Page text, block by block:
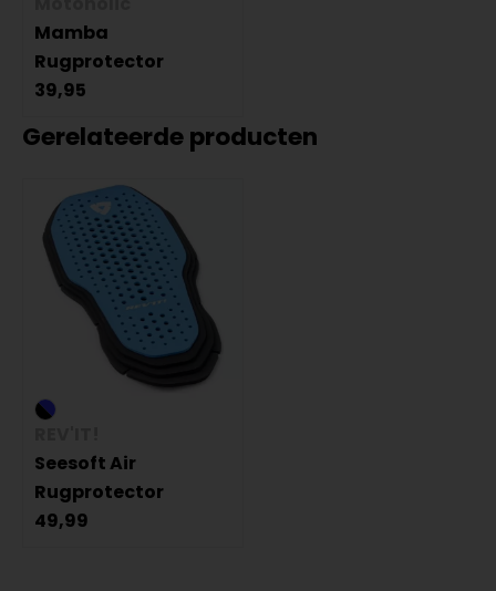
Mamba
Rugprotector
39,95
Gerelateerde producten
Seesoft Air
Rugprotector
49,99